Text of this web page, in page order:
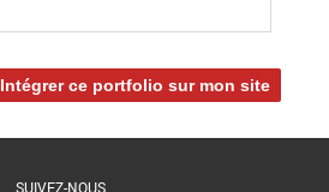
Intégrer ce portfolio sur mon site
SUIVEZ-NOUS